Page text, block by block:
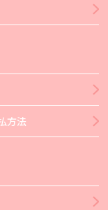
方法